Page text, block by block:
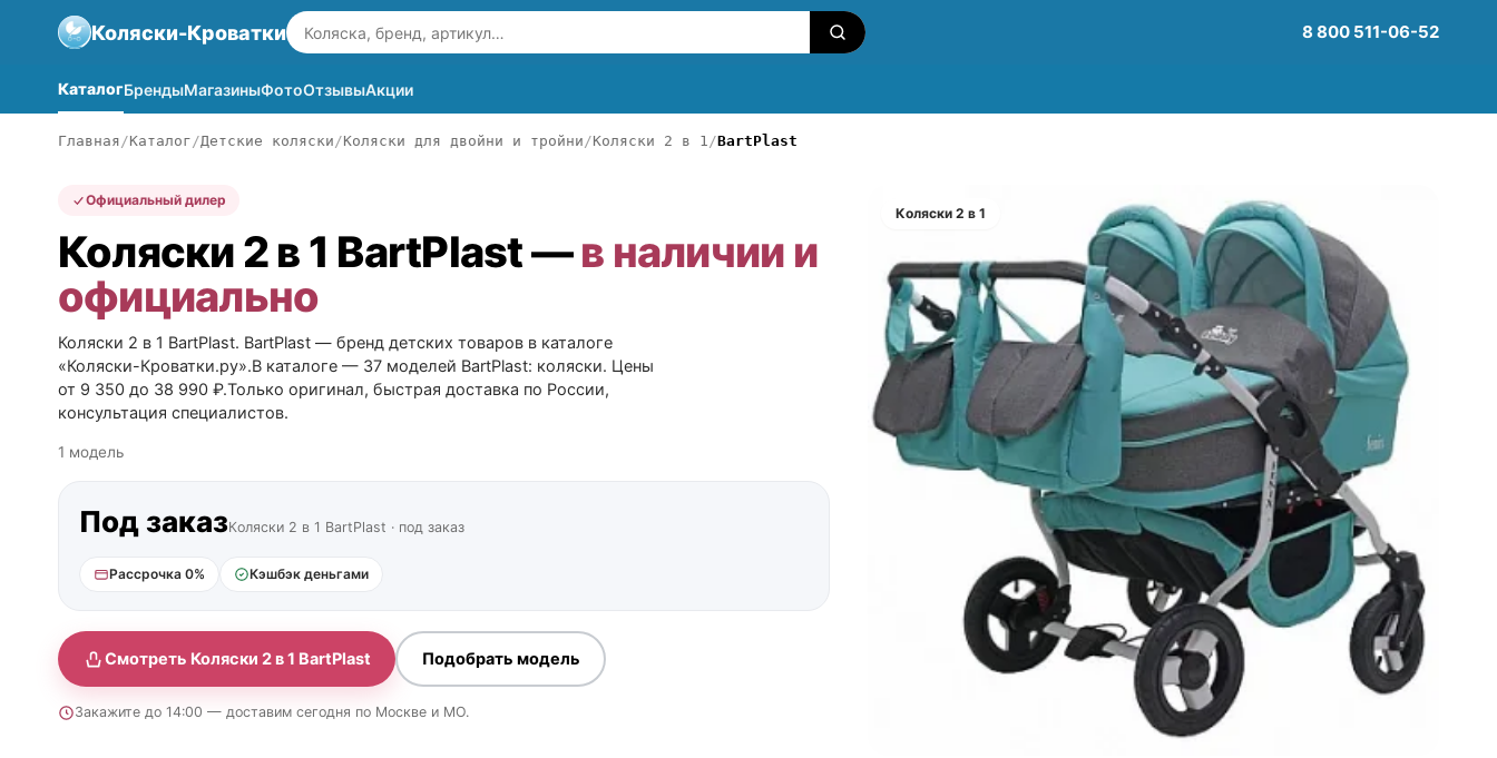
Коляски-Кроватки 8 800 511-06-52
КаталогБрендыМагазиныФотоОтзывыАкции
Главная Каталог Детские коляски Коляски для двойни и тройни Коляски 2 в 1 BartPlast
Официальный дилер
Коляски 2 в 1 BartPlast —в наличии и
официально
Коляски 2 в 1 BartPlast. BartPlast — бренд детских товаров в каталоге
«Коляски-Кроватки.ру».В каталоге — 37 моделей BartPlast: коляски. Цены
от 9 350 до 38 990 ₽.Только оригинал, быстрая доставка по России,
консультация специалистов.
1 модель
Под заказКоляски 2 в 1 BartPlast · под заказ
Рассрочка 0% Кэшбэк деньгами
Смотреть Коляски 2 в 1 BartPlast Подобрать модель
Закажите до 14:00 — доставим сегодня по Москве и МО.
Коляски 2 в 1